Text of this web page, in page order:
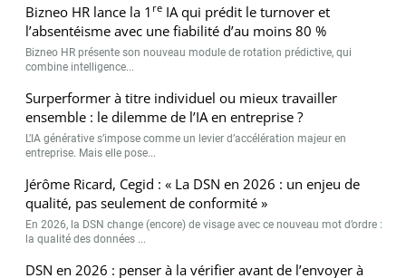
Bizneo HR lance la 1 re IA qui prédit le turnover et
l’absentéisme avec une fiabilité d’au moins 80 %
Bizneo HR présente son nouveau module de rotation prédictive, qui
combine intelligence...
Surperformer à titre individuel ou mieux travailler
ensemble : le dilemme de l’IA en entreprise ?
L’IA générative s’impose comme un levier d’accélération majeur en
entreprise. Mais elle pose...
Jérôme Ricard, Cegid : « La DSN en 2026 : un enjeu de
qualité, pas seulement de conformité »
En 2026, la DSN change (encore) de visage avec ce nouveau mot d’ordre :
la qualité des données ...
DSN en 2026 : penser à la vérifier avant de l’envoyer à